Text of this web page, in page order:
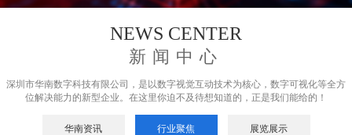
NEWS CENTER
新闻中心
深圳市华南数字科技有限公司，是以数字视觉互动技术为核心，数字可视化等全方
位解决能力的新型企业。在这里你迫不及待想知道的，正是我们能给的！
华南资讯 行业聚焦 展览展示